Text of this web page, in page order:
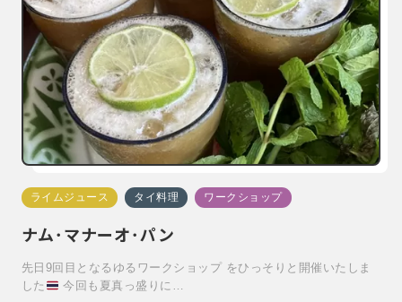
ライムジュース タイ料理 ワークショップ
ナム･マナーオ･パン
先日9回目となるゆるワークショップ をひっそりと開催いたしま
した
今回も夏真っ盛りに…